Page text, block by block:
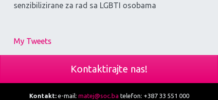
senzibilizirane za rad sa LGBTI osobama
My Tweets
Kontaktirajte nas!
Kontakt:e-mail: matej@soc.ba telefon: +387 33 551 000